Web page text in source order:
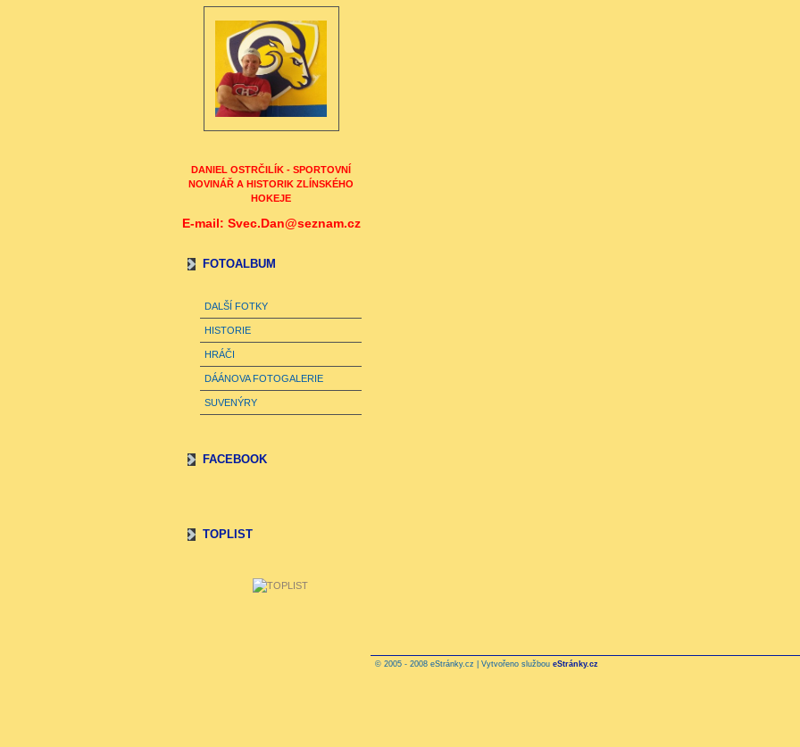
DANIEL OSTRČILÍK - SPORTOVNÍ
NOVINÁŘ A HISTORIK ZLÍNSKÉHO
HOKEJE
E-mail: Svec.Dan@seznam.cz
FOTOALBUM
DALŠÍ FOTKY
HISTORIE
HRÁČI
DÁÁNOVA FOTOGALERIE
SUVENÝRY
FACEBOOK
TOPLIST
© 2005 - 2008 eStránky.cz | Vytvořeno službou eStránky.cz